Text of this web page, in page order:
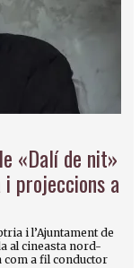
«Dalí de nit»
projeccions a
i l’Ajuntament de
al cineasta nord-
com a fil conductor